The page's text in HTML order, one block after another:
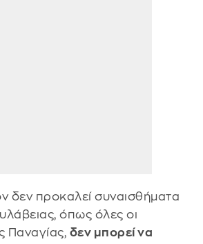
δεν προκαλεί συναισθήματα
όπως όλες οι
Παναγίας, δεν μπορεί να